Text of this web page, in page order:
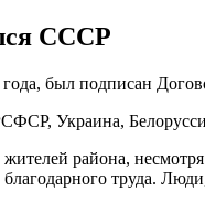
СССР
года, был подписан
Украина,
жителей района,
труда.